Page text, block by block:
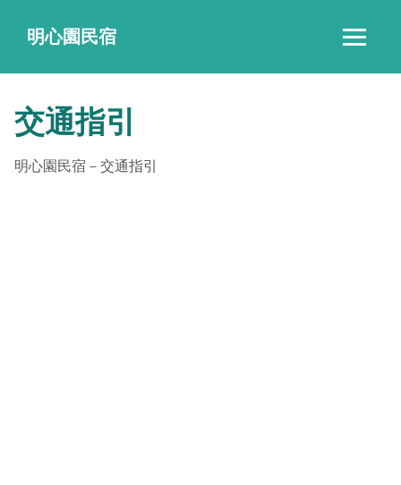
明心園民宿
‹ ›
交通指引
明心園民宿－交通指引